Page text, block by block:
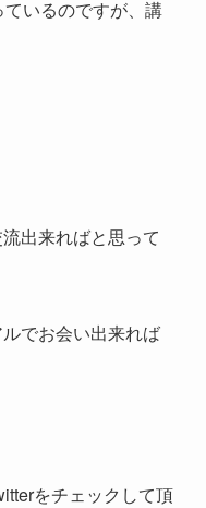
いるのですが、講
出来ればと思って
でお会い出来れば
をチェックして頂